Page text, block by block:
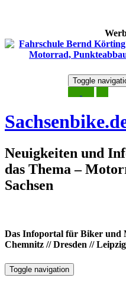
Toggle
Neuigkeiten und
das Thema –
Sachsen
Das Infoportal für Biker und
Chemnitz // Dresden //
Toggle navigation